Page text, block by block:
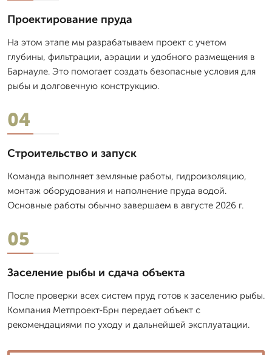
Проектирование пруда
На этом этапе мы разрабатываем проект с учетом
глубины, фильтрации, аэрации и удобного размещения в
Барнауле. Это помогает создать безопасные условия для
рыбы и долговечную конструкцию.
04
Строительство и запуск
Команда выполняет земляные работы, гидроизоляцию,
монтаж оборудования и наполнение пруда водой.
Основные работы обычно завершаем в августе 2026 г.
05
Заселение рыбы и сдача объекта
После проверки всех систем пруд готов к заселению рыбы.
Компания Метпроект-Брн передает объект с
рекомендациями по уходу и дальнейшей эксплуатации.